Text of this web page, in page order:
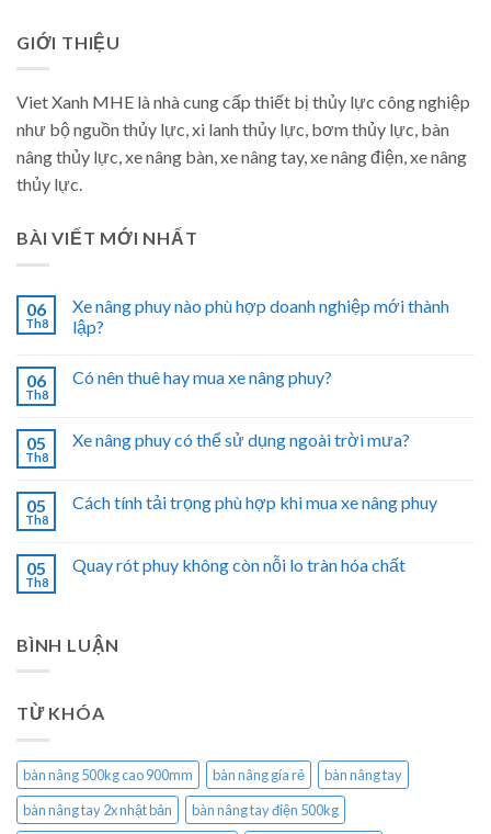
GIỚI THIỆU
Viet Xanh MHE là nhà cung cấp thiết bị thủy lực công nghiệp
như bộ nguồn thủy lực, xi lanh thủy lực, bơm thủy lực, bàn
nâng thủy lực, xe nâng bàn, xe nâng tay, xe nâng điện, xe nâng
thủy lực.
BÀI VIẾT MỚI NHẤT
06
Th8
Xe nâng phuy nào phù hợp doanh nghiệp mới thành
lập?
06
Th8
Có nên thuê hay mua xe nâng phuy?
05
Th8
Xe nâng phuy có thể sử dụng ngoài trời mưa?
05
Th8
Cách tính tải trọng phù hợp khi mua xe nâng phuy
05
Th8
Quay rót phuy không còn nỗi lo tràn hóa chất
BÌNH LUẬN
TỪ KHÓA
bàn nâng 500kg cao 900mm bàn nâng gía rẻ
bàn nâng tay
bàn nâng tay 2x nhật bản
bàn nâng tay điện 500kg